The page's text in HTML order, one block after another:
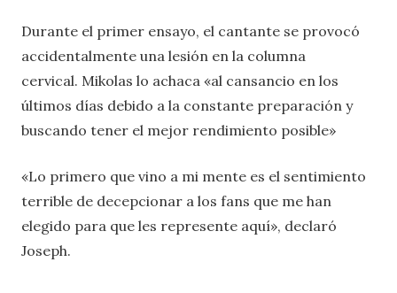
Durante el primer ensayo, el cantante se provocó
accidentalmente una lesión en la columna
cervical. Mikolas lo achaca «al cansancio en los
últimos días debido a la constante preparación y
buscando tener el mejor rendimiento posible»
«Lo primero que vino a mi mente es el sentimiento
terrible de decepcionar a los fans que me han
elegido para que les represente aquí», declaró
Joseph.